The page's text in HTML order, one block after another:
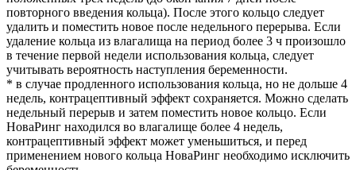
повторного введения кольца). После этого кольцо следует
удалить и поместить новое после недельного перерыва. Если
удаление кольца из влагалища на период более 3 ч произошло
в течение первой недели использования кольца, следует
учитывать вероятность наступления беременности.
* в случае продленного использования кольца, но не дольше 4
недель, контрацептивный эффект сохраняется. Можно сделать
недельный перерыв и затем поместить новое кольцо. Если
НоваРинг находился во влагалище более 4 недель,
контрацептивный эффект может уменьшиться, и перед
применением нового кольца НоваРинг необходимо исключить